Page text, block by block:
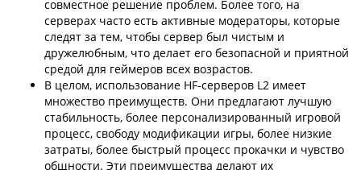
совместное решение проблем. Более того, на
серверах часто есть активные модераторы, которые
следят за тем, чтобы сервер был чистым и
дружелюбным, что делает его безопасной и приятной
средой для геймеров всех возрастов.
В целом, использование HF-серверов L2 имеет
множество преимуществ. Они предлагают лучшую
стабильность, более персонализированный игровой
процесс, свободу модификации игры, более низкие
затраты, более быстрый процесс прокачки и чувство
общности. Эти преимущества делают их